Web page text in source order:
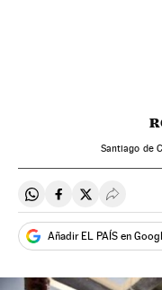
Santiago de
Compartir en
Compartir en
Compartir
Añadir EL PAÍS en